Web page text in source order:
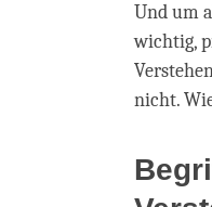
Und um
wichtig,
nicht.